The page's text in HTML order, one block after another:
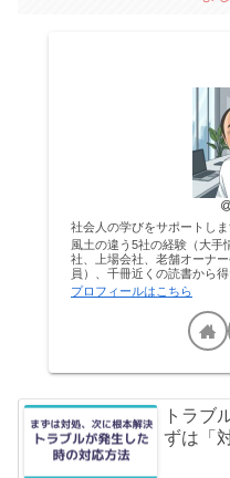
社会人の学びをサポートし
風土の違う5社の経験（大手
社、上場会社、老舗オーナ
員）、千冊近くの読書から
プロフィールはこちら
トラブ
ずは「